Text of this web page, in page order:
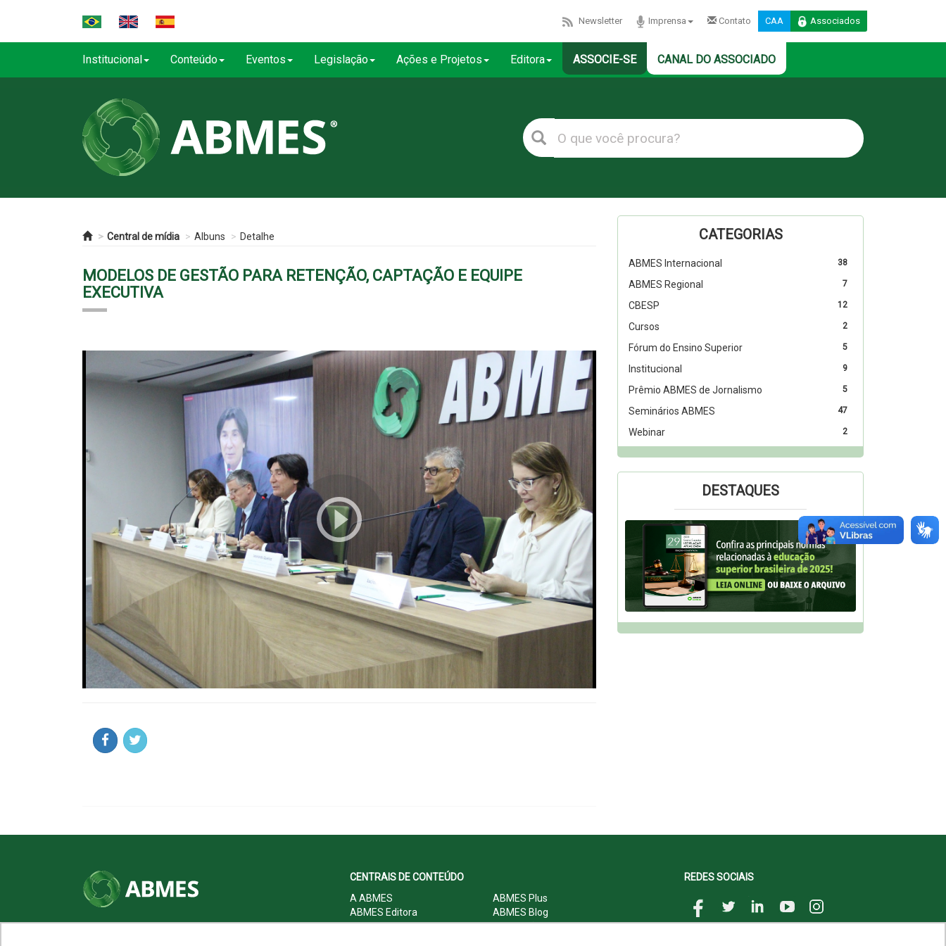
Newsletter Imprensa Contato CAA Associados
Institucional Conteúdo Eventos Legislação Ações e Projetos Editora ASSOCIE-SE CANAL DO ASSOCIADO
Central de mídia Albuns Detalhe
MODELOS DE GESTÃO PARA RETENÇÃO, CAPTAÇÃO E EQUIPE
EXECUTIVA
CATEGORIAS
38
ABMES Internacional
7
ABMES Regional
12
CBESP
2
Cursos
5
Fórum do Ensino Superior
9
Institucional
5
Prêmio ABMES de Jornalismo
47
Seminários ABMES
2
Webinar
DESTAQUES
CENTRAIS DE CONTEÚDO
A ABMES
ABMES Plus
ABMES Editora
ABMES Blog
ABMES LInC
Legislação
REDES SOCIAIS